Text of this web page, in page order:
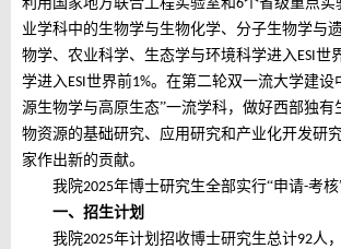
6
业学科中的生物学与生物化学、分子生物学与
物学、农业科学、生态学与环境科学进入 ESI世
学进入 ESI世界前1%。在第二轮双一流大学建设
源生物学与高原生态”一流学科，做好西部独有
物资源的基础研究、应用研究和产业化开发研
家作出新的贡献。
我院2025年博士研究生全部实行“申请-考核
一、 招生计划
我院2025年计划招收博士研究生总计92人